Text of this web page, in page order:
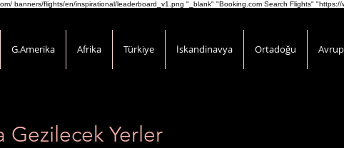
banners/flights/en/inspirational/leaderboard_v1.png "_blank" "Booking.com Search Flights"
G.Amerika Afrika Türkiye İskandinavya Ortadoğu
Gezilecek Yerler